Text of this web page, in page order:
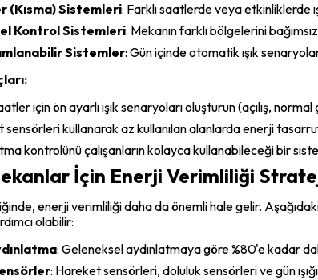
(Kısma) Sistemleri: Farklı saatlerde veya etkinliklerde
Kontrol Sistemleri: Mekanın farklı bölgelerini
Sistemler: Gün içinde otomatik ışık
için ön ayarlı ışık senaryoları oluşturun (açılış,
sensörleri kullanarak az kullanılan alanlarda enerji
kontrolünü çalışanların kolayca kullanabileceği bir
İçin Enerji Verimliliği
enerji verimliliği daha da önemli hale gelir.
olabilir:
: Geleneksel aydınlatmaya göre %80'e kadar
: Hareket sensörleri, doluluk sensörleri ve gün